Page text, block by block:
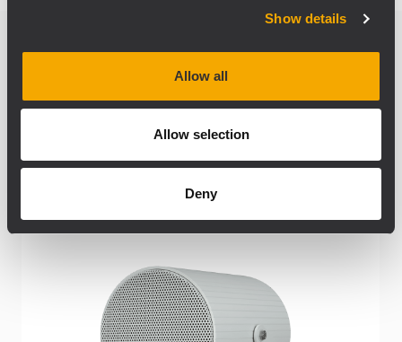
Show details
Allow all
Allow selection
Deny
Related products